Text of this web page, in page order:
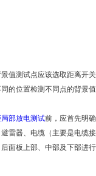
景值测试点应该选取距离开
同的位置检测不同点的背景
部放电测试前，应首先明
雷器、电缆（主要是电缆
面板上部、中部及下部进